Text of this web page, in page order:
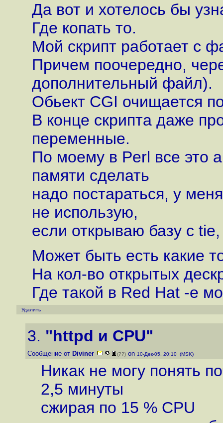
Да вот и хотелось бы
Где копать то.
Мой скрипт работает с
Причем поочередно,
дополнительный файл).
Обьект CGI очищается
В конце скрипта даже
переменные.
По моему в Perl все это
памяти сделать
надо постараться, у
не использую,
если открываю базу с
Может быть есть какие
На кол-во открытых
Где такой в Red Hat -е
Удалить
3. "httpd и CPU"
Сообщение от Diviner (??) on 10-Дек-05, 20:10 (MSK)
Никак не могу понять
2,5 минуты
сжирая по 15 % CPU